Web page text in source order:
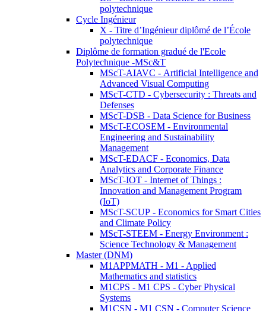
polytechnique
Cycle Ingénieur
X - Titre d’Ingénieur diplômé de l’École
polytechnique
Diplôme de formation gradué de l'Ecole
Polytechnique -MSc&T
MScT-AIAVC - Artificial Intelligence and
Advanced Visual Computing
MScT-CTD - Cybersecurity : Threats and
Defenses
MScT-DSB - Data Science for Business
MScT-ECOSEM - Environmental
Engineering and Sustainability
Management
MScT-EDACF - Economics, Data
Analytics and Corporate Finance
MScT-IOT - Internet of Things :
Innovation and Management Program
(IoT)
MScT-SCUP - Economics for Smart Cities
and Climate Policy
MScT-STEEM - Energy Environment :
Science Technology & Management
Master (DNM)
M1APPMATH - M1 - Applied
Mathematics and statistics
M1CPS - M1 CPS - Cyber Physical
Systems
M1CSN - M1 CSN - Computer Science